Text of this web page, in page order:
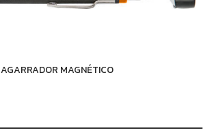
AGARRADOR MAGNÉTICO